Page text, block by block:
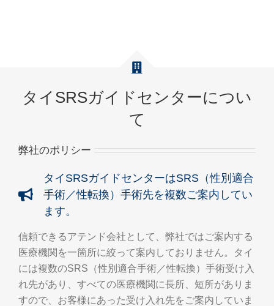
タイSRSガイドセンターについ
て
弊社のポリシー
タイSRSガイドセンターはSRS（性別適合
手術／性転換）手術先を複数ご案内してい
ます。
信頼できるアテンド会社として、弊社ではご案内する
医療機関を一箇所に絞って案内しておりません。タイ
には複数のSRS（性別適合手術／性転換）手術受け入
れ先があり、すべての医療機関に長所、短所がありま
すので、お客様にあった受け入れ先をご案内していま